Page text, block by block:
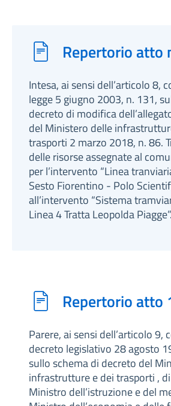
Repertorio atto
Intesa, ai sensi dell’articolo 8,
legge 5 giugno 2003, n. 131,
decreto di modifica
del Ministero delle
trasporti 2 marzo 2018, n. 86.
delle risorse assegnate al
per l’intervento “Linea
Sesto Fiorentino - Polo
all’intervento “Sistema
Linea 4 Tratta Leopolda Piagge”.
Repertorio atto
Parere, ai sensi dell’articolo 9,
decreto legislativo 28 agosto
sullo schema di decreto del
infrastrutture e dei trasporti ,
Ministro dell’istruzione e del